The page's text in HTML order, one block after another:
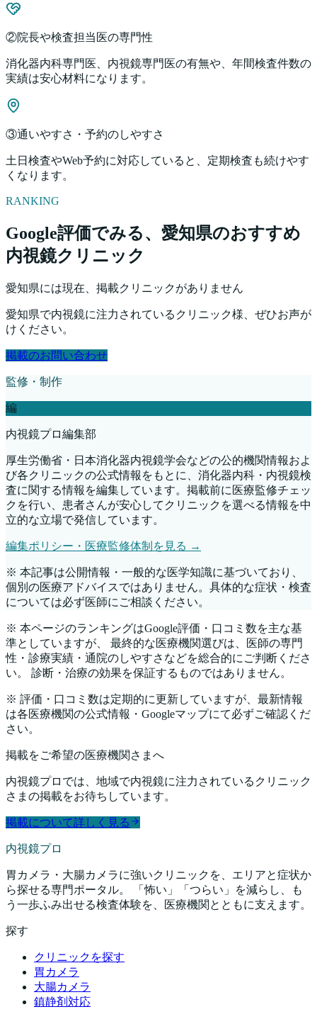
②院長や検査担当医の専門性
消化器内科専門医、内視鏡専門医の有無や、年間検査件数の
実績は安心材料になります。
③通いやすさ・予約のしやすさ
土日検査やWeb予約に対応していると、定期検査も続けやす
くなります。
RANKING
Google評価でみる、 愛知県のおすすめ
内視鏡クリニック
愛知県には現在、掲載クリニックがありません
愛知県で内視鏡に注力されているクリニック様、ぜひお声が
けください。
掲載のお問い合わせ
監修・制作
編
内視鏡プロ編集部
厚生労働省・日本消化器内視鏡学会などの公的機関情報およ
び各クリニックの公式情報をもとに、消化器内科・内視鏡検
査に関する情報を編集しています。掲載前に医療監修チェッ
クを行い、患者さんが安心してクリニックを選べる情報を中
立的な立場で発信しています。
編集ポリシー・医療監修体制を見る →
※ 本記事は公開情報・一般的な医学知識に基づいており、
個別の医療アドバイスではありません。具体的な症状・検査
については必ず医師にご相談ください。
※ 本ページのランキングはGoogle評価・口コミ数を主な基
準としていますが、 最終的な医療機関選びは、医師の専門
性・診療実績・通院のしやすさなどを総合的にご判断くださ
い。 診断・治療の効果を保証するものではありません。
※ 評価・口コミ数は定期的に更新していますが、最新情報
は各医療機関の公式情報・Googleマップにて必ずご確認くだ
さい。
掲載をご希望の医療機関さまへ
内視鏡プロでは、地域で内視鏡に注力されているクリニック
さまの掲載をお待ちしています。
掲載について詳しく見る
内視鏡プロ
胃カメラ・大腸カメラに強いクリニックを、エリアと症状か
ら探せる専門ポータル。 「怖い」「つらい」を減らし、も
う一歩ふみ出せる検査体験を、医療機関とともに支えます。
探す
クリニックを探す
胃カメラ
大腸カメラ
鎮静剤対応